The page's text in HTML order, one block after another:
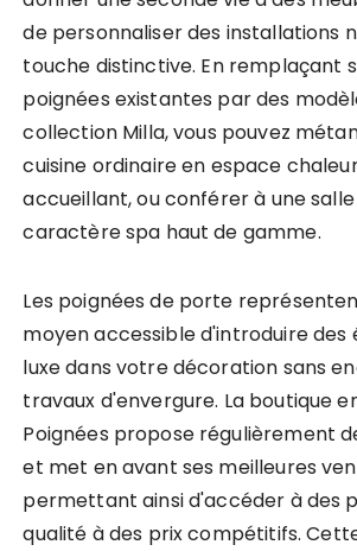
de personnaliser des installations
touche distinctive. En remplaçant
poignées existantes par des
collection Milla, vous pouvez
cuisine ordinaire en espace
accueillant, ou conférer à une
caractère spa haut de gamme.
Les poignées de porte
moyen accessible d'introduire des
luxe dans votre décoration sans
travaux d'envergure. La boutique
Poignées propose régulièrement
et met en avant ses meilleures
permettant ainsi d'accéder à des
qualité à des prix compétitifs.